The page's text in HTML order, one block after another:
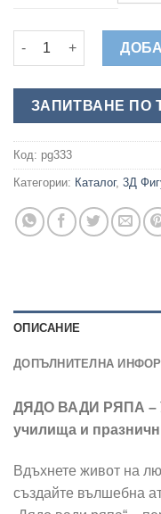
количество за Дядо
ЗАПИТВАНЕ ПО
Код: pg333
Категории: Каталог, 3Д
ОПИСАНИЕ
ДОПЪЛНИТЕЛНА
ДЯДО ВАДИ РЯПА –
училища и
Вдъхнете живот на
създайте вълшебна